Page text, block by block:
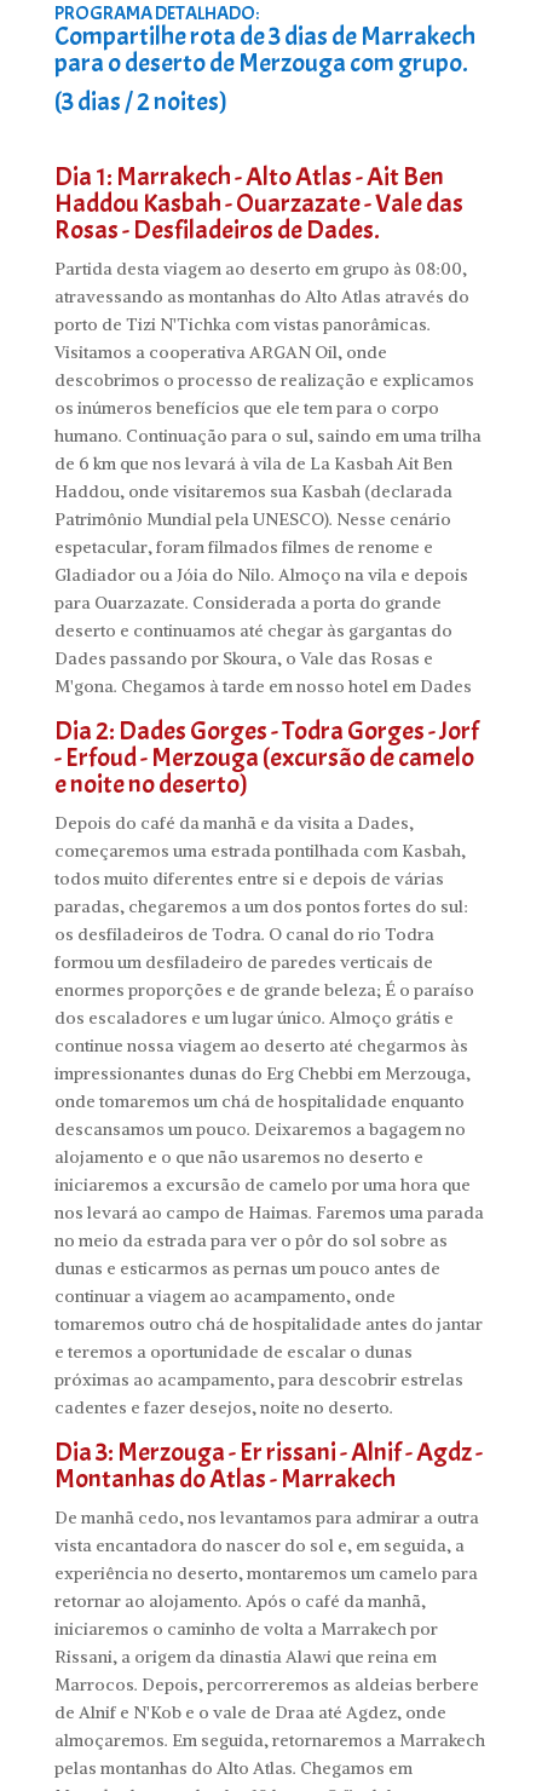
PROGRAMA DETALHADO:
Compartilhe rota de 3 dias de Marrakech
para o deserto de Merzouga com grupo.
(3 dias / 2 noites)
Dia 1: Marrakech - Alto Atlas - Ait Ben
Haddou Kasbah - Ouarzazate - Vale das
Rosas - Desfiladeiros de Dades.
Partida desta viagem ao deserto em grupo às 08:00,
atravessando as montanhas do Alto Atlas através do
porto de Tizi N'Tichka com vistas panorâmicas.
Visitamos a cooperativa ARGAN Oil, onde
descobrimos o processo de realização e explicamos
os inúmeros benefícios que ele tem para o corpo
humano. Continuação para o sul, saindo em uma trilha
de 6 km que nos levará à vila de La Kasbah Ait Ben
Haddou, onde visitaremos sua Kasbah (declarada
Patrimônio Mundial pela UNESCO). Nesse cenário
espetacular, foram filmados filmes de renome e
Gladiador ou a Jóia do Nilo. Almoço na vila e depois
para Ouarzazate. Considerada a porta do grande
deserto e continuamos até chegar às gargantas do
Dades passando por Skoura, o Vale das Rosas e
M'gona. Chegamos à tarde em nosso hotel em Dades
Dia 2: Dades Gorges - Todra Gorges - Jorf
- Erfoud - Merzouga (excursão de camelo
e noite no deserto)
Depois do café da manhã e da visita a Dades,
começaremos uma estrada pontilhada com Kasbah,
todos muito diferentes entre si e depois de várias
paradas, chegaremos a um dos pontos fortes do sul:
os desfiladeiros de Todra. O canal do rio Todra
formou um desfiladeiro de paredes verticais de
enormes proporções e de grande beleza; É o paraíso
dos escaladores e um lugar único. Almoço grátis e
continue nossa viagem ao deserto até chegarmos às
impressionantes dunas do Erg Chebbi em Merzouga,
onde tomaremos um chá de hospitalidade enquanto
descansamos um pouco. Deixaremos a bagagem no
alojamento e o que não usaremos no deserto e
iniciaremos a excursão de camelo por uma hora que
nos levará ao campo de Haimas. Faremos uma parada
no meio da estrada para ver o pôr do sol sobre as
dunas e esticarmos as pernas um pouco antes de
continuar a viagem ao acampamento, onde
tomaremos outro chá de hospitalidade antes do jantar
e teremos a oportunidade de escalar o dunas
próximas ao acampamento, para descobrir estrelas
cadentes e fazer desejos, noite no deserto.
Dia 3: Merzouga - Er rissani - Alnif - Agdz -
Montanhas do Atlas - Marrakech
De manhã cedo, nos levantamos para admirar a outra
vista encantadora do nascer do sol e, em seguida, a
experiência no deserto, montaremos um camelo para
retornar ao alojamento. Após o café da manhã,
iniciaremos o caminho de volta a Marrakech por
Rissani, a origem da dinastia Alawi que reina em
Marrocos. Depois, percorreremos as aldeias berbere
de Alnif e N'Kob e o vale de Draa até Agdez, onde
almoçaremos. Em seguida, retornaremos a Marrakech
pelas montanhas do Alto Atlas. Chegamos em